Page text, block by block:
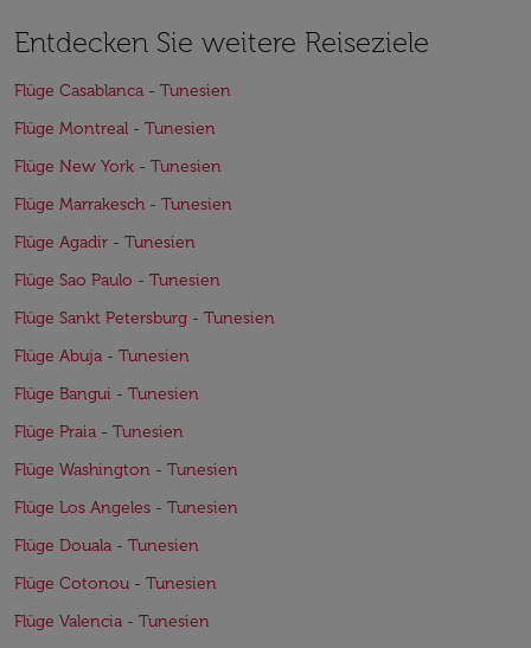
Entdecken Sie weitere Reiseziele
Flüge Casablanca - Tunesien
Flüge Montreal - Tunesien
Flüge New York - Tunesien
Flüge Marrakesch - Tunesien
Flüge Agadir - Tunesien
Flüge Sao Paulo - Tunesien
Flüge Sankt Petersburg - Tunesien
Flüge Abuja - Tunesien
Flüge Bangui - Tunesien
Flüge Praia - Tunesien
Flüge Washington - Tunesien
Flüge Los Angeles - Tunesien
Flüge Douala - Tunesien
Flüge Cotonou - Tunesien
Flüge Valencia - Tunesien